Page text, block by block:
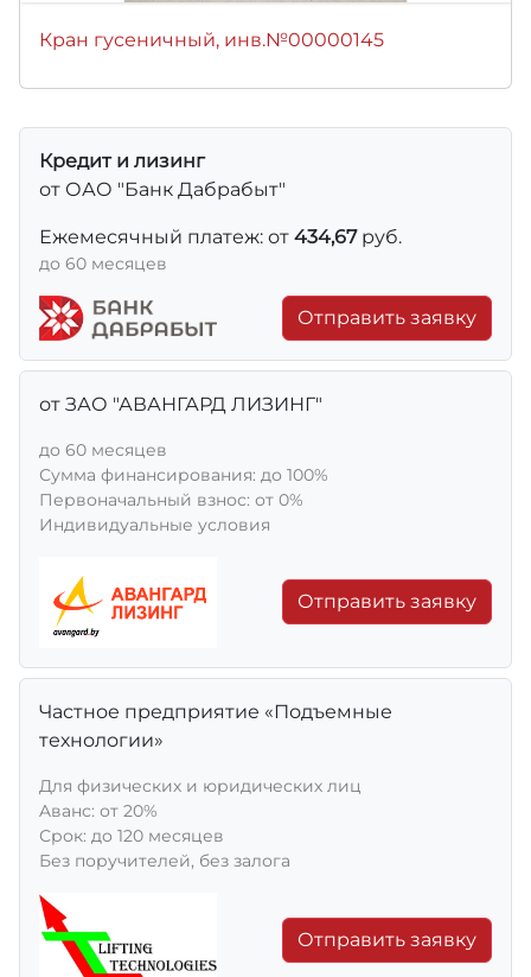
Кран гусеничный, инв.№00000145
Кредит и лизинг
от ОАО "Банк Дабрабыт"
Ежемесячный платеж: от 434,67руб.
до 60 месяцев
Отправить заявку
от ЗАО "АВАНГАРД ЛИЗИНГ"
до 60 месяцев
Сумма финансирования: до 100%
Первоначальный взнос: от 0%
Индивидуальные условия
Отправить заявку
Частное предприятие «Подъемные
технологии»
Для физических и юридических лиц
Aванс: от 20%
Срок: до 120 месяцев
Без поручителей, без залога
Отправить заявку